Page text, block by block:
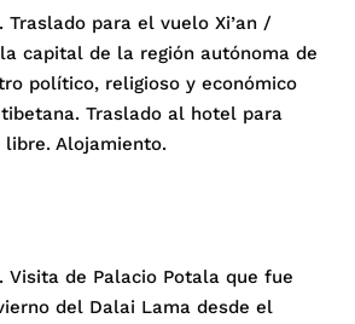
Traslado para el vuelo Xi’an /
capital de la región autónoma de
político, religioso y económico
Traslado al hotel para
libre. Alojamiento.
Visita de Palacio Potala que fue
del Dalai Lama desde el